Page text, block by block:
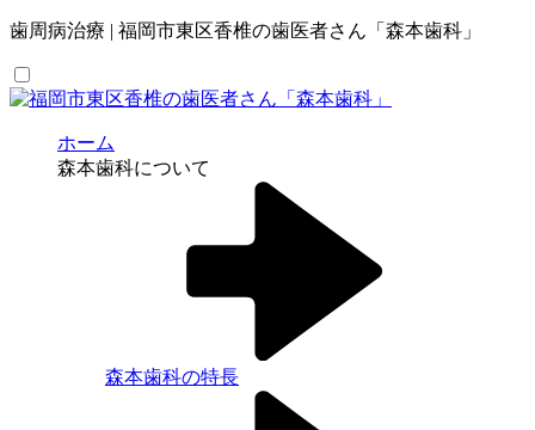
歯周病治療 | 福岡市東区香椎の歯医者さん「森本歯科」
ホーム
森本歯科について
森本歯科の特長